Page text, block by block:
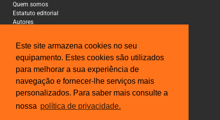
Este site armazena cookies no seu
equipamento. Estes cookies são utilizados
para melhorar a sua experiência de
navegação e fornecer-lhe serviços mais
personalizados. Para saber mais consulte a
nossa política de privacidade.
Quem somos
Estatuto editorial
Autores
CONTACTOS
Rua Gonçalo Cristovão, 185 - 6º
4000-269 Porto
Tel: 222 085 009
Fax: 222 085 010
Email: gestao@iberinmo.com